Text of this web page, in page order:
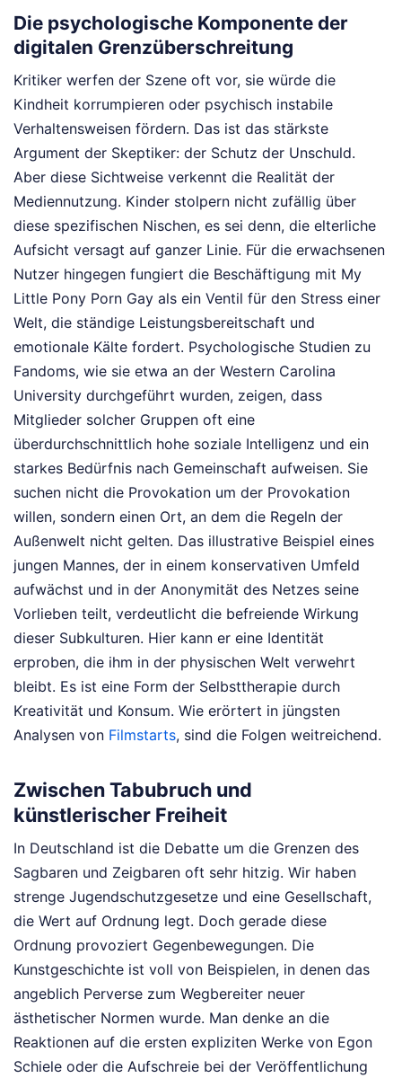
Die psychologische Komponente der
digitalen Grenzüberschreitung
Kritiker werfen der Szene oft vor, sie würde die
Kindheit korrumpieren oder psychisch instabile
Verhaltensweisen fördern. Das ist das stärkste
Argument der Skeptiker: der Schutz der Unschuld.
Aber diese Sichtweise verkennt die Realität der
Mediennutzung. Kinder stolpern nicht zufällig über
diese spezifischen Nischen, es sei denn, die elterliche
Aufsicht versagt auf ganzer Linie. Für die erwachsenen
Nutzer hingegen fungiert die Beschäftigung mit My
Little Pony Porn Gay als ein Ventil für den Stress einer
Welt, die ständige Leistungsbereitschaft und
emotionale Kälte fordert. Psychologische Studien zu
Fandoms, wie sie etwa an der Western Carolina
University durchgeführt wurden, zeigen, dass
Mitglieder solcher Gruppen oft eine
überdurchschnittlich hohe soziale Intelligenz und ein
starkes Bedürfnis nach Gemeinschaft aufweisen. Sie
suchen nicht die Provokation um der Provokation
willen, sondern einen Ort, an dem die Regeln der
Außenwelt nicht gelten. Das illustrative Beispiel eines
jungen Mannes, der in einem konservativen Umfeld
aufwächst und in der Anonymität des Netzes seine
Vorlieben teilt, verdeutlicht die befreiende Wirkung
dieser Subkulturen. Hier kann er eine Identität
erproben, die ihm in der physischen Welt verwehrt
bleibt. Es ist eine Form der Selbsttherapie durch
Kreativität und Konsum. Wie erörtert in jüngsten
Analysen von Filmstarts, sind die Folgen weitreichend.
Zwischen Tabubruch und
künstlerischer Freiheit
In Deutschland ist die Debatte um die Grenzen des
Sagbaren und Zeigbaren oft sehr hitzig. Wir haben
strenge Jugendschutzgesetze und eine Gesellschaft,
die Wert auf Ordnung legt. Doch gerade diese
Ordnung provoziert Gegenbewegungen. Die
Kunstgeschichte ist voll von Beispielen, in denen das
angeblich Perverse zum Wegbereiter neuer
ästhetischer Normen wurde. Man denke an die
Reaktionen auf die ersten expliziten Werke von Egon
Schiele oder die Aufschreie bei der Veröffentlichung